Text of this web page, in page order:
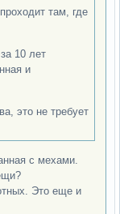
там, где
10 лет
и
это не требует
с мехами.
Это еще и